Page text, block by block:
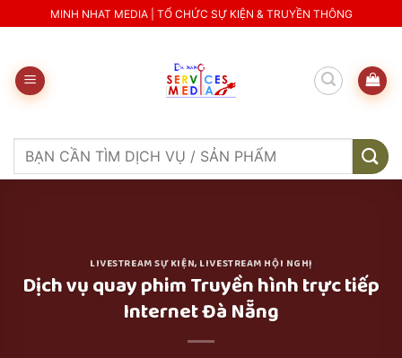
to
MINH NHAT MEDIA | TỔ CHỨC SỰ KIỆN & TRUYỀN THÔNG
Search
LIVESTREAM SỰ KIỆN, LIVESTREAM HỘI NGHỊ
Dịch vụ quay phim Truyền hình trực tiếp
Internet Đà Nẵng